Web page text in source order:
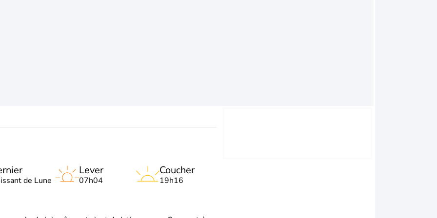
de Lune
Lever
07h04
Coucher
19h16